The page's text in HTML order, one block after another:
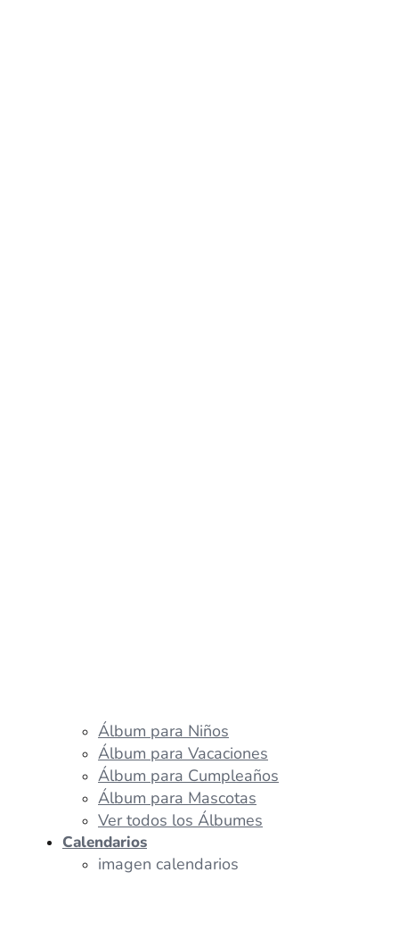
Álbum para Niños
Álbum para Vacaciones
Álbum para Cumpleaños
Álbum para Mascotas
Ver todos los Álbumes
Calendarios
imagen calendarios